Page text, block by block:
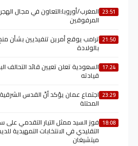
23:51 المغرب/أوروبا:التعاون في مجال
المرفوقين
21:50 ترامب يوقع أمرين تنفيذيين بشأن
بالولادة
17:24 السعودية تعلن تعيين قائد
قيادته
23:29 اجتماع عمان يؤكد أنّ القدس
المحتلة
18:08 فوز السيد ممثل التيار التقدمي على
التقليدي في الانتخابات التمهيدية
ميتشيغان